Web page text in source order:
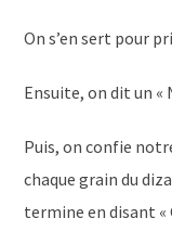
On s’en sert pour
Ensuite, on dit un «
Puis, on confie
chaque grain du
termine en disant «